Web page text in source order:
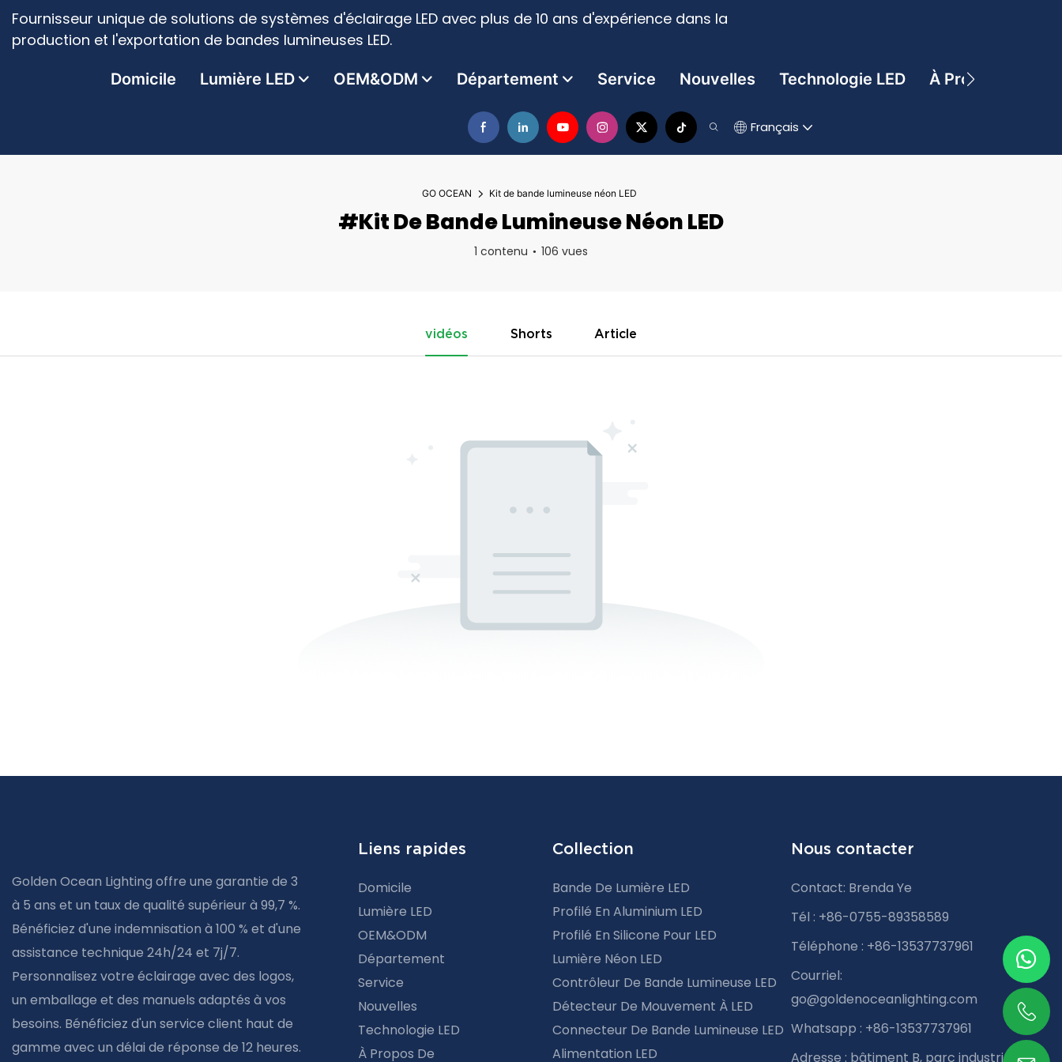
Fournisseur unique de solutions de systèmes d'éclairage LED avec plus de 10 ans d'expérience dans la
production et l'exportation de bandes lumineuses LED.
Domicile Lumière LED OEM&ODM Département Service Nouvelles Technologie LED À Propos De
Français
GO OCEAN Kit de bande lumineuse néon LED
#Kit De Bande Lumineuse Néon LED
1 contenu 106 vues
vidéos Shorts Article
Golden Ocean Lighting offre une garantie de 3
à 5 ans et un taux de qualité supérieur à 99,7 %.
Bénéficiez d'une indemnisation à 100 % et d'une
assistance technique 24h/24 et 7j/7.
Personnalisez votre éclairage avec des logos,
un emballage et des manuels adaptés à vos
besoins. Bénéficiez d'un service client haut de
gamme avec un délai de réponse de 12 heures.
Liens rapides
Domicile
Lumière LED
OEM&ODM
Département
Service
Nouvelles
Technologie LED
À Propos De
Collection
Bande De Lumière LED
Profilé En Aluminium LED
Profilé En Silicone Pour LED
Lumière Néon LED
Contrôleur De Bande Lumineuse LED
Détecteur De Mouvement À LED
Connecteur De Bande Lumineuse LED
Alimentation LED
Nous contacter
Contact: Brenda Ye
Tél : +86-0755-89358589
Téléphone : +86-13537737961
Courriel:
go@goldenoceanlighting.com
Whatsapp : +86-13537737961
Adresse : bâtiment B, parc industriel